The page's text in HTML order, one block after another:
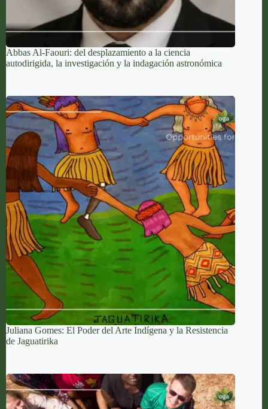
Abbas Al-Faouri: del desplazamiento a la ciencia
autodirigida, la investigación y la indagación astronómica
Juliana Gomes: El Poder del Arte Indígena y la Resistencia
de Jaguatirika